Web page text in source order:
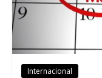
Internacional